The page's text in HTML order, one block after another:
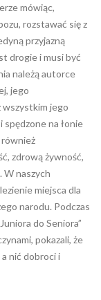
mówiąc,
rozstawać się z
przyjazną
drogie i musi być
należą autorce
jego
wszystkim jego
na łonie
również
zdrową żywność,
W naszych
miejsca dla
narodu. Podczas
do Seniora”
pokazali, że
nić dobroci i